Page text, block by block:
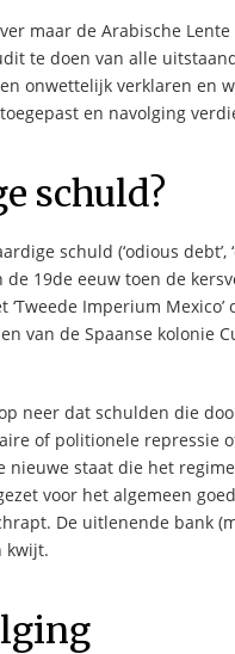
maar de Arabische
te doen van alle
onwettelijk verklaren en
en navolging
schuld?
schuld (‘odious debt’,
19de eeuw toen de
Imperium
van de Spaanse kolonie
neer dat schulden die
of politionele repressie
nieuwe staat die het
voor het algemeen
De uitlenende bank
kwijt.